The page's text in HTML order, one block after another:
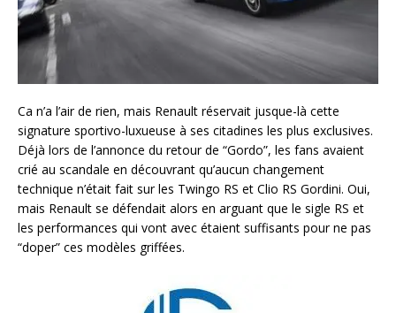
Ca n’a l’air de rien, mais Renault réservait jusque-là cette
signature sportivo-luxueuse à ses citadines les plus exclusives.
Déjà lors de l’annonce du retour de “Gordo”, les fans avaient
crié au scandale en découvrant qu’aucun changement
technique n’était fait sur les Twingo RS et Clio RS Gordini. Oui,
mais Renault se défendait alors en arguant que le sigle RS et
les performances qui vont avec étaient suffisants pour ne pas
“doper” ces modèles griffées.